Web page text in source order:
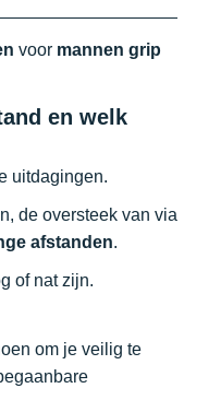
voor mannen grip
en welk
uitdagingen.
de oversteek van via
afstanden.
of nat zijn.
om je veilig te